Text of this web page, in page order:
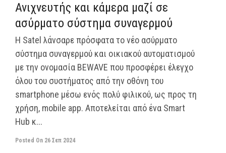
Ανιχνευτής και κάμερα μαζί σε
ασύρματο σύστημα συναγερμού
Η Satel λάνσαρε πρόσφατα το νέο ασύρματο
σύστημα συναγερμού και οικιακού αυτοματισμού
με την ονομασία BEWAVE που προσφέρει έλεγχο
όλου του συστήματος από την οθόνη του
smartphone μέσω ενός πολύ φιλικού, ως προς τη
χρήση, mobile app. Αποτελείται από ένα Smart
Hub κ...
Posted On 26 Σεπ 2024